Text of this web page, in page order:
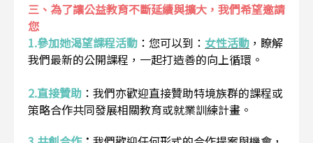
三、為了讓公益教育不斷延續與擴大，我們希望邀請
您
1.參加她渴望課程活動 ： 您可以到： 女性活動 ，瞭解
我們最新的公開課程，一起打造善的向上循環。
2.直接贊助 ： 我們亦歡迎直接贊助特境族群的課程或
策略合作共同發展相關教育或就業訓練計畫。